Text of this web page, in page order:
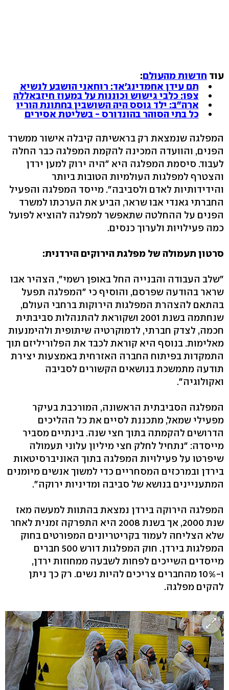
עוד חדשות מהעולם:
תם עידן אחמדינג'אד: רוחאני הושבע לנשיא
צפו: כלבי גישוש וכוננות על במעוז חיזבאללה
ארה"ב: ילד גוסס היה השושבין בחתונת הוריו
כל בתי הסוהר בהונדורס - בשליטת אסירים
המפלגה שנמצאת רק בראשיתה קיבלה אישור ממשרד
הפנים, והוועדה המכינה להקמת המפלגה כבר החלה
לעבוד. סיסמת המפלגה היא "היה ירוק למען ירדן
והצטרף למפלגות העולמיות הטובות ביותר
והידידותיות לאדם ולסביבה". מייסד המפלגה והפעיל
החברתי גאנדי אבו שראר, הביע את הערכתו למשרד
הפנים על ההחלטה שתאפשר למפלגה להוציא לפועל
כמה פעילויות ולערוך כנסים.
סרטון תעמולה של מפלגת הירוקים הירדנית:
"שלב העבודה והבנייה החל באופן רשמי", הצהיר אבו
שראר בהודעה שפרסם, והוסיף כי "המפלגה תפעל
בהתאם להצהרת המפלגות הירוקות ברחבי העולם,
שנחתמה בשנת 2001 ושקוראת להתנהלות סביבתית
חכמה, לצדק חברתי, לדמוקרטיה שיתופית ולהימנעות
מאלימות. בנוסף היא קוראת לכבד את הפלוריליזם תוך
התמקדות בפיתוח החברה האזרחית באמצעות יצירת
תודעה מתמשכת בנושאים הקשורים לסביבה
ואקולוגיה".
המפלגה הסביבתית הראשונה, המורכבת בעיקר
מפעילי שמאל, מתכננת לסיים את כל ההליכים
הדרושים להקמתה בתוך חצי שנה. בינתיים מסביר
מייסדה: "נתחיל לחלק חצי מיליון עלוני תעמולה
שיפרטו על פעילויות המפלגה בתוך האוניברסיטאות
בירדן ובמרכזים המסחריים כדי למשוך אנשים מיומנים
המתעניינים בנושא של סביבה ומדיניות ירוקה".
המפלגה הירוקה בירדן נמצאת בהתוות למעשה מאז
שנת 2000, אך בשנת 2008 היא התפרקה זמנית לאחר
שלא הצליחה לעמוד בקריטריונים המפורטים בחוק
המפלגות בירדן. חוק המפלגות דורש 500 חברים
מייסדים השייכים לפחות לשבעה ממחוזות ירדן,
ו-10% מהחברים צריכים להיות נשים. רק כך ניתן
להקים מפלגה.